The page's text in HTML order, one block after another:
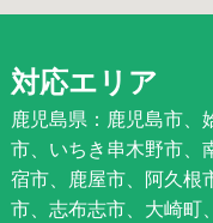
対応エリア
鹿児島県：鹿児島市、
市、いちき串木野市、
宿市、鹿屋市、阿久根
市、志布志市、大崎町